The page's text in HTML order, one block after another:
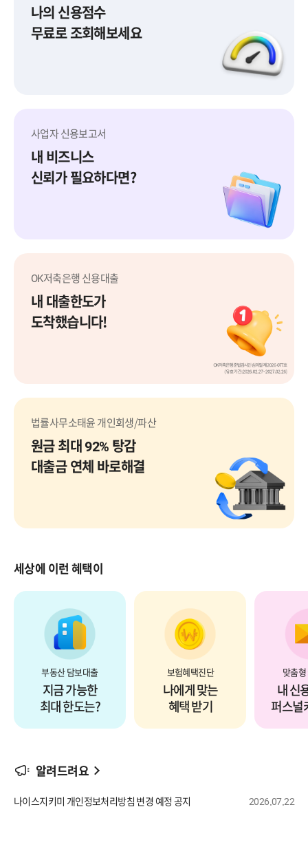
나의 신용점수
무료로 조회해보세요
사업자 신용보고서
내 비즈니스
신뢰가 필요하다면?
OK저축은행 신용대출
내 대출한도가
도착했습니다!
법률사무소태윤 개인회생/파산
원금 최대 92% 탕감
대출금 연체 바로해결
세상에 이런 혜택이
부동산 담보대출
지금 가능한
최대 한도는?
담보계산기로
예측하기
보험혜택진단
나에게 맞는
혜택 받기
무료 보장분석부터
자동차 보험 혜택까지
맞춤
내 신
퍼스널
혜택
알려드려요
나이스지키미 개인정보처리방침 변경 예정 공지 2026.07.22